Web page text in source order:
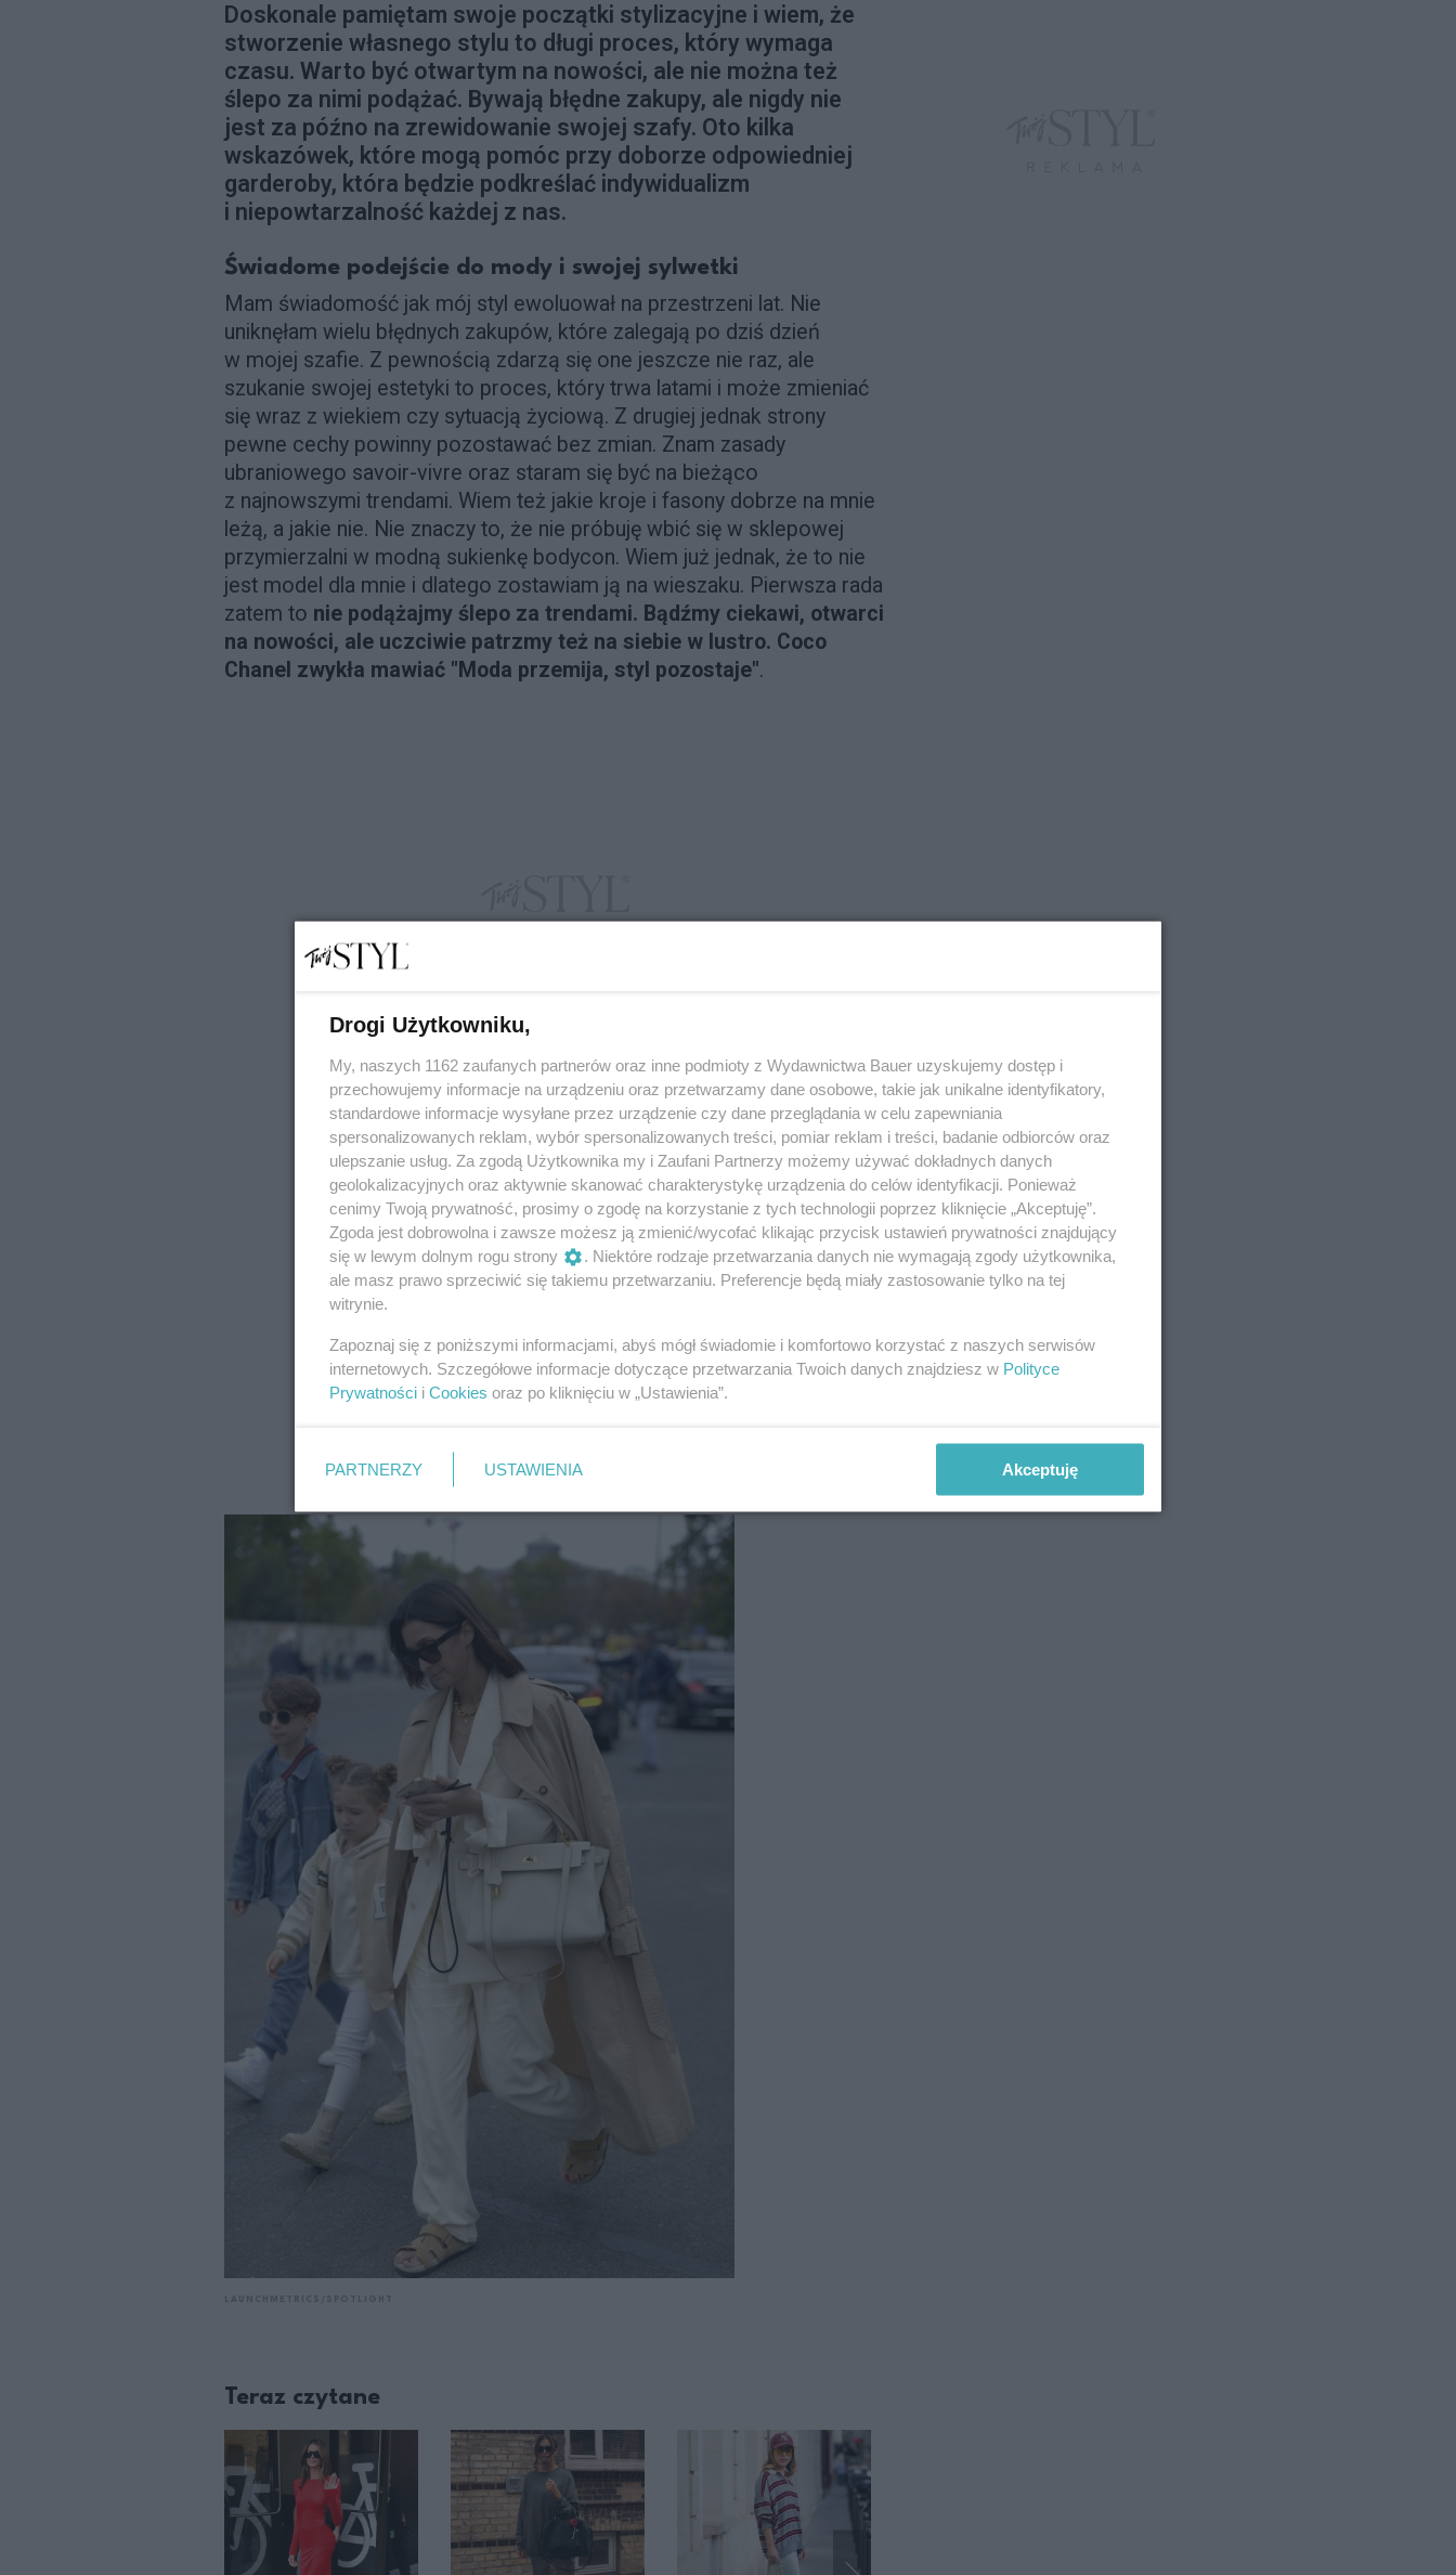
Doskonale pamiętam swoje początki stylizacyjne i wiem, że
stworzenie własnego stylu to długi proces, który wymaga
czasu. Warto być otwartym na nowości, ale nie można też
ślepo za nimi podążać. Bywają błędne zakupy, ale nigdy nie
jest za późno na zrewidowanie swojej szafy. Oto kilka
wskazówek, które mogą pomóc przy doborze odpowiedniej
garderoby, która będzie podkreślać indywidualizm
i niepowtarzalność każdej z nas.
Świadome podejście do mody i swojej sylwetki
Mam świadomość jak mój styl ewoluował na przestrzeni lat. Nie
uniknęłam wielu błędnych zakupów, które zalegają po dziś dzień
w mojej szafie. Z pewnością zdarzą się one jeszcze nie raz, ale
szukanie swojej estetyki to proces, który trwa latami i może zmieniać
się wraz z wiekiem czy sytuacją życiową. Z drugiej jednak strony
pewne cechy powinny pozostawać bez zmian. Znam zasady
ubraniowego savoir-vivre oraz staram się być na bieżąco
z najnowszymi trendami. Wiem też jakie kroje i fasony dobrze na mnie
leżą, a jakie nie. Nie znaczy to, że nie próbuję wbić się w sklepowej
przymierzalni w modną sukienkę bodycon. Wiem już jednak, że to nie
jest model dla mnie i dlatego zostawiam ją na wieszaku. Pierwsza rada
zatem to nie podążajmy ślepo za trendami. Bądźmy ciekawi, otwarci
na nowości, ale uczciwie patrzmy też na siebie w lustro. Coco
Chanel zwykła mawiać "Moda przemija, styl pozostaje".
Teraz czytane
Drogi Użytkowniku,
My, naszych 1162 zaufanych partnerów oraz inne podmioty z Wydawnictwa Bauer uzyskujemy dostęp i
przechowujemy informacje na urządzeniu oraz przetwarzamy dane osobowe, takie jak unikalne identyfikatory,
standardowe informacje wysyłane przez urządzenie czy dane przeglądania w celu zapewniania
spersonalizowanych reklam, wybór spersonalizowanych treści, pomiar reklam i treści, badanie odbiorców oraz
ulepszanie usług. Za zgodą Użytkownika my i Zaufani Partnerzy możemy używać dokładnych danych
geolokalizacyjnych oraz aktywnie skanować charakterystykę urządzenia do celów identyfikacji. Ponieważ
cenimy Twoją prywatność, prosimy o zgodę na korzystanie z tych technologii poprzez kliknięcie „Akceptuję”.
Zgoda jest dobrowolna i zawsze możesz ją zmienić/wycofać klikając przycisk ustawień prywatności znajdujący
się w lewym dolnym rogu strony
. Niektóre rodzaje przetwarzania danych nie wymagają zgody użytkownika,
ale masz prawo sprzeciwić się takiemu przetwarzaniu. Preferencje będą miały zastosowanie tylko na tej
witrynie.
Zapoznaj się z poniższymi informacjami, abyś mógł świadomie i komfortowo korzystać z naszych serwisów
internetowych. Szczegółowe informacje dotyczące przetwarzania Twoich danych znajdziesz w Polityce
Prywatności i Cookies oraz po kliknięciu w „Ustawienia”.
PARTNERZY USTAWIENIA Akceptuję